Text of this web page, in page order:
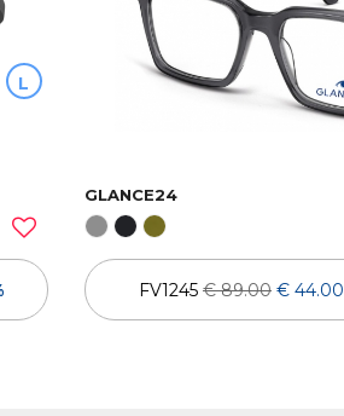
L
GLANCE24
FV1245 € 89.00 € 44.00